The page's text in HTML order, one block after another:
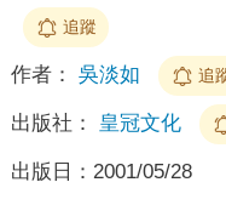
追蹤
作者： 吳淡如 追
出版社： 皇冠文化
出版日： 2001/05/28